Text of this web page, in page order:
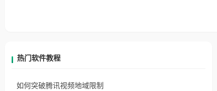
热门软件教程
如何突破腾讯视频地域限制